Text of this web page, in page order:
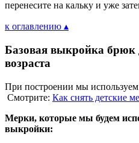
перенесите на кальку и уже
к оглавлению ▴
Базовая выкройка брюк
возраста
При построении мы используем
Смотрите: Как снять детские
Мерки, которые мы будем
выкройки: